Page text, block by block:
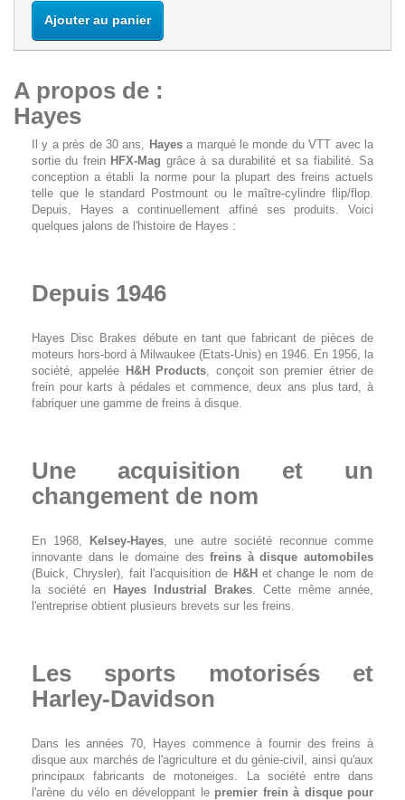
Ajouter au panier
A propos de :
Hayes
Il y a près de 30 ans, Hayesa marqué le monde du VTT avec la
sortie du frein HFX-Mag grâce à sa durabilité et sa fiabilité. Sa
conception a établi la norme pour la plupart des freins actuels
telle que le standard Postmount ou le maître-cylindre flip/flop.
Depuis, Hayes a continuellement affiné ses produits. Voici
quelques jalons de l'histoire de Hayes :
Depuis 1946
Hayes Disc Brakes débute en tant que fabricant de pièces de
moteurs hors-bord à Milwaukee (Etats-Unis) en 1946. En 1956, la
société, appelée H&H Products , conçoit son premier étrier de
frein pour karts à pédales et commence, deux ans plus tard, à
fabriquer une gamme de freins à disque.
Une acquisition et un
changement de nom
En 1968, Kelsey-Hayes , une autre société reconnue comme
innovante dans le domaine desfreins à disque automobiles
(Buick, Chrysler), fait l'acquisition de H&Het change le nom de
la société en Hayes Industrial Brakes . Cette même année,
l'entreprise obtient plusieurs brevets sur les freins.
Les sports motorisés et
Harley-Davidson
Dans les années 70, Hayes commence à fournir des freins à
disque aux marchés de l'agriculture et du génie-civil, ainsi qu'aux
principaux fabricants de motoneiges. La société entre dans
l'arène du vélo en développant le premier frein à disque pour